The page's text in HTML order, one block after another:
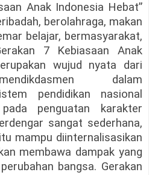
Anak Indonesia Hebat”
berolahraga, makan
belajar, bermasyarakat,
7 Kebiasaan Anak
wujud nyata dari
dalam
pendidikan nasional
penguatan karakter
sangat sederhana,
mampu diinternalisasikan
membawa dampak yang
bangsa. Gerakan